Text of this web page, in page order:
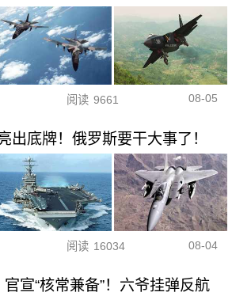
阅读 9661 08-05
出底牌！俄罗斯要干大事了！
阅读 16034 08-04
官宣“核常兼备”！六爷挂弹反航